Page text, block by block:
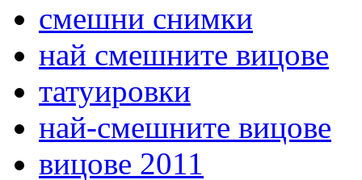
смешни снимки
най смешните вицове
татуировки
най-смешните вицове
вицове 2011